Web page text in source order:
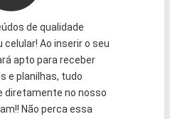
de qualidade
Ao inserir o seu
apto para receber
e planilhas, tudo
diretamente no nosso
Não perca essa